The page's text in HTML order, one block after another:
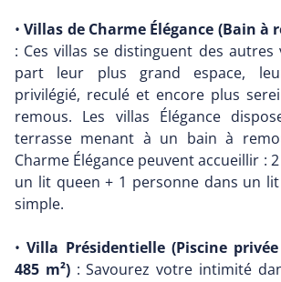
•Villas de Charme Élégance (Bain à
: Ces villas se distinguent des autres
part leur plus grand espace,
privilégié, reculé et encore plus
remous. Les villas Élégance
terrasse menant à un bain à
Charme Élégance peuvent accueillir :
un lit queen + 1 personne dans un
simple.
•Villa Présidentielle (Piscine
485 m²) : Savourez votre intimité